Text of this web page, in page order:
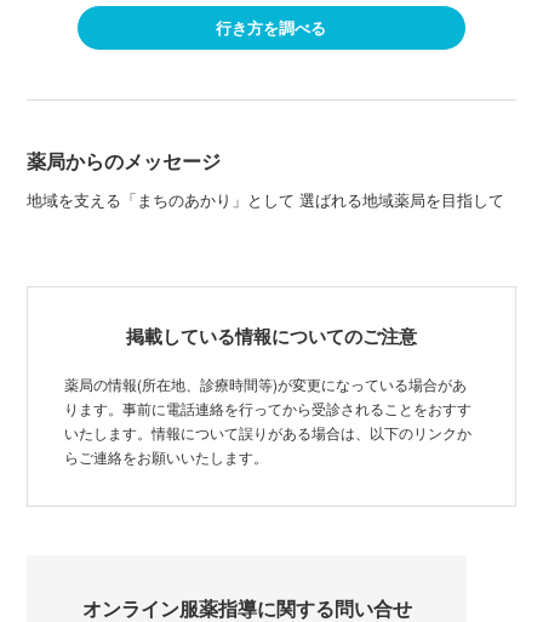
行き方を調べる
薬局からのメッセージ
地域を支える「まちのあかり」として 選ばれる地域薬局を目指して
掲載している情報についてのご注意
薬局の情報(所在地、診療時間等)が変更になっている場合があ
ります。事前に電話連絡を行ってから受診されることをおすす
いたします。情報について誤りがある場合は、以下のリンクか
らご連絡をお願いいたします。
オンライン服薬指導に関する問い合せ